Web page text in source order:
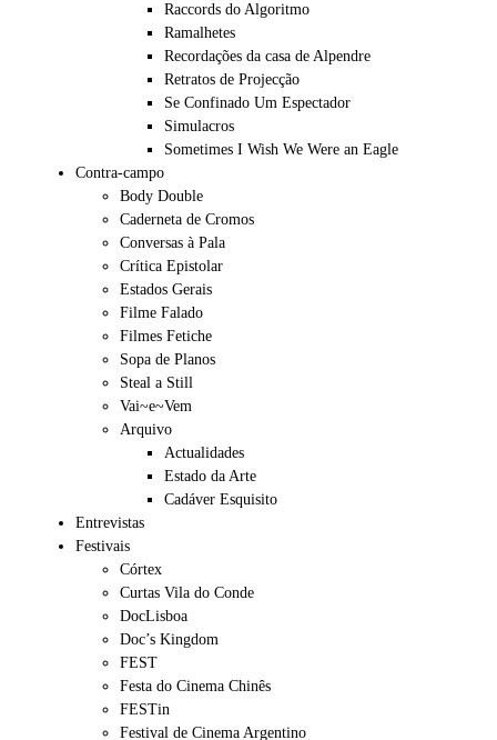
Raccords do Algoritmo
Ramalhetes
Recordações da casa de Alpendre
Retratos de Projecção
Se Confinado Um Espectador
Simulacros
Sometimes I Wish We Were an Eagle
Contra-campo
Body Double
Caderneta de Cromos
Conversas à Pala
Crítica Epistolar
Estados Gerais
Filme Falado
Filmes Fetiche
Sopa de Planos
Steal a Still
Vai~e~Vem
Arquivo
Actualidades
Estado da Arte
Cadáver Esquisito
Entrevistas
Festivais
Córtex
Curtas Vila do Conde
DocLisboa
Doc’s Kingdom
FEST
Festa do Cinema Chinês
FESTin
Festival de Cinema Argentino